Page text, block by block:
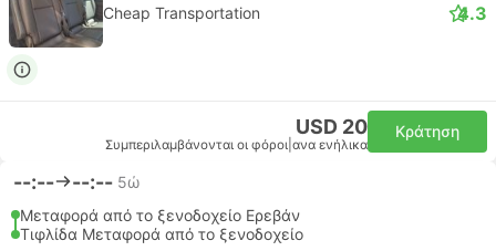
Cheap Transportation 4.3
USD 20
Συμπεριλαμβάνονται οι φόροι ανα ενήλικα
Κράτηση
--:-- --:-- 5ώ
Μεταφορά από το ξενοδοχείο Ερεβάν
Τιφλίδα Μεταφορά από το ξενοδοχείο